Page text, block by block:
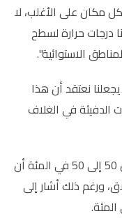
مكان على الأغلب، لا
درجات حرارة لسطح
الاستوائية".
نعتقد أن هذا
الدفيئة في الغلاف
ووفق حسابات شميدت، هناك احتمال من 50 إلى 50 في المئة أن
ورغم ذلك أشار إلى